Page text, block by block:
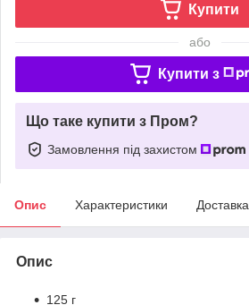
Купити
або
Купити з
Що таке купити з Пром?
Замовлення під захистом
Опис Характеристики Доставка
Опис
125 г